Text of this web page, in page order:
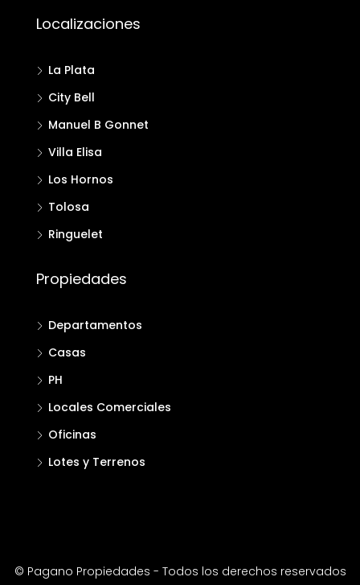
Localizaciones
La Plata
City Bell
Manuel B Gonnet
Villa Elisa
Los Hornos
Tolosa
Ringuelet
Propiedades
Departamentos
Casas
PH
Locales Comerciales
Oficinas
Lotes y Terrenos
© Pagano Propiedades - Todos los derechos reservados